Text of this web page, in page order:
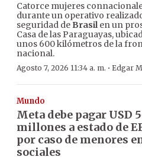
Catorce mujeres
durante un operativo
seguridad de Brasilen un
Casa de las Paraguayas,
unos 600 kilómetros de la
nacional.
Agosto 7, 2026 11:34 a. m. · Edgar
Mundo
Meta debe pagar USD
millones a estado de
por caso de menores
sociales